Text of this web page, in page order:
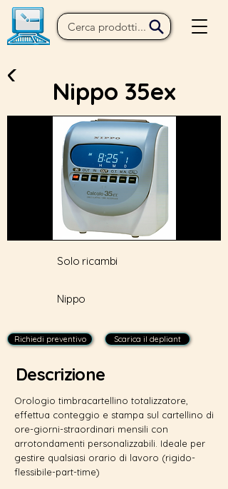
Nippo 35ex
Solo ricambi
Nippo
Richiedi preventivo Scarica il depliant
Descrizione
Orologio timbracartellino totalizzatore,
effettua conteggio e stampa sul cartellino di
ore-giorni-straordinari mensili con
arrotondamenti personalizzabili. Ideale per
gestire qualsiasi orario di lavoro (rigido-
flessibile-part-time)